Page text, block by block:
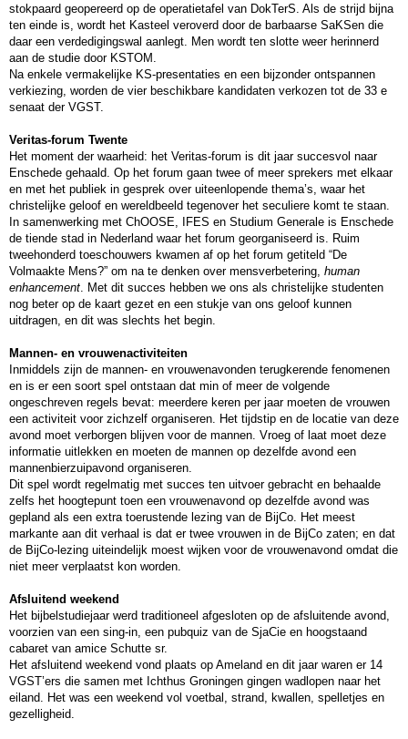
stokpaard geopereerd op de operatietafel van DokTerS. Als de strijd bijna
ten einde is, wordt het Kasteel veroverd door de barbaarse SaKSen die
daar een verdedigingswal aanlegt. Men wordt ten slotte weer herinnerd
aan de studie door KSTOM.
Na enkele vermakelijke KS-presentaties en een bijzonder ontspannen
verkiezing, worden de vier beschikbare kandidaten verkozen tot de 33 e
senaat der VGST.
Veritas-forum Twente
Het moment der waarheid: het Veritas-forum is dit jaar succesvol naar
Enschede gehaald. Op het forum gaan twee of meer sprekers met elkaar
en met het publiek in gesprek over uiteenlopende thema’s, waar het
christelijke geloof en wereldbeeld tegenover het seculiere komt te staan.
In samenwerking met ChOOSE, IFES en Studium Generale is Enschede
de tiende stad in Nederland waar het forum georganiseerd is. Ruim
tweehonderd toeschouwers kwamen af op het forum getiteld “De
Volmaakte Mens?” om na te denken over mensverbetering, human
enhancement. Met dit succes hebben we ons als christelijke studenten
nog beter op de kaart gezet en een stukje van ons geloof kunnen
uitdragen, en dit was slechts het begin.
Mannen- en vrouwenactiviteiten
Inmiddels zijn de mannen- en vrouwenavonden terugkerende fenomenen
en is er een soort spel ontstaan dat min of meer de volgende
ongeschreven regels bevat: meerdere keren per jaar moeten de vrouwen
een activiteit voor zichzelf organiseren. Het tijdstip en de locatie van deze
avond moet verborgen blijven voor de mannen. Vroeg of laat moet deze
informatie uitlekken en moeten de mannen op dezelfde avond een
mannenbierzuipavond organiseren.
Dit spel wordt regelmatig met succes ten uitvoer gebracht en behaalde
zelfs het hoogtepunt toen een vrouwenavond op dezelfde avond was
gepland als een extra toerustende lezing van de BijCo. Het meest
markante aan dit verhaal is dat er twee vrouwen in de BijCo zaten; en dat
de BijCo-lezing uiteindelijk moest wijken voor de vrouwenavond omdat die
niet meer verplaatst kon worden.
Afsluitend weekend
Het bijbelstudiejaar werd traditioneel afgesloten op de afsluitende avond,
voorzien van een sing-in, een pubquiz van de SjaCie en hoogstaand
cabaret van amice Schutte sr.
Het afsluitend weekend vond plaats op Ameland en dit jaar waren er 14
VGST’ers die samen met Ichthus Groningen gingen wadlopen naar het
eiland. Het was een weekend vol voetbal, strand, kwallen, spelletjes en
gezelligheid.